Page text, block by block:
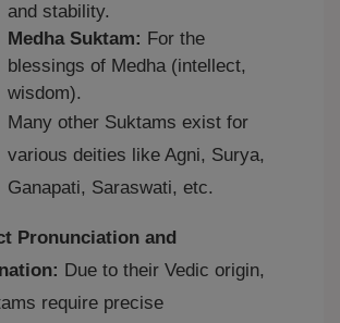
and stability.
Medha Suktam: For the
blessings of Medha (intellect,
wisdom).
Many other Suktams exist for
various deities like Agni, Surya,
Ganapati, Saraswati, etc.
Pronunciation and
Due to their Vedic origin,
require precise